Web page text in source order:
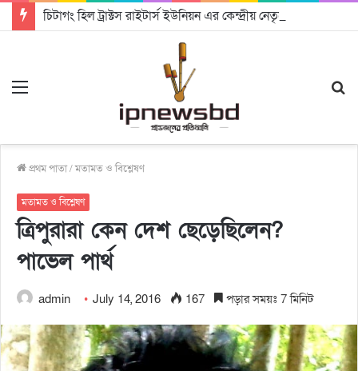
প্রথম পাতা/মতামত ও বিশ্লেষণ
মতামত ও বিশ্লেষণ
ত্রিপুরারা কেন দেশ ছেড়েছিলেন?
পাভেল পার্থ
admin July 14, 2016 167 পড়ার সময়ঃ 7 মিনিট